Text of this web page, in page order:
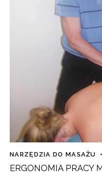
NARZĘDZIA DO MASAŻU
ERGONOMIA PRACY